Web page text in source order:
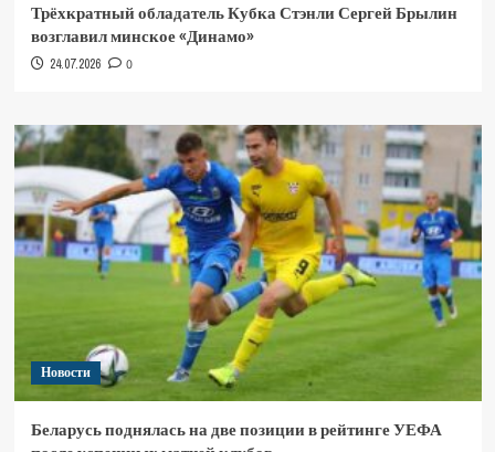
Трёхкратный обладатель Кубка Стэнли Сергей Брылин
возглавил минское «Динамо»
24.07.2026 0
Новости
Беларусь поднялась на две позиции в рейтинге УЕФА